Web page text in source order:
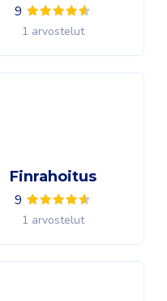
9
1 arvostelut
Finrahoitus
9
1 arvostelut